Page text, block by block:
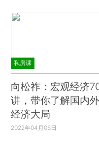
私房课
向松祚：宏观经济
讲，带你了解国内外
经济大局
2022年04月06日